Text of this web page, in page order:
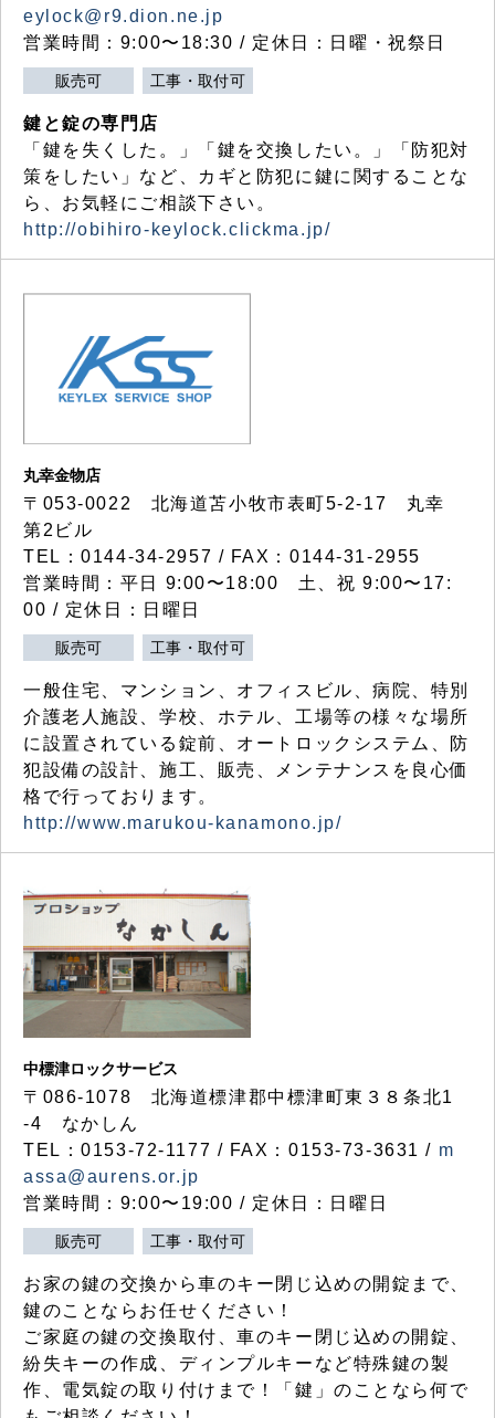
eylock@r9.dion.ne.jp
営業時間：9:00〜18:30 / 定休日：日曜・祝祭日
販売可 工事・取付可
鍵と錠の専門店
「鍵を失くした。」「鍵を交換したい。」「防犯対
策をしたい」など、カギと防犯に鍵に関することな
ら、お気軽にご相談下さい。
http://obihiro-keylock.clickma.jp/
丸幸金物店
〒053-0022 北海道苫小牧市表町5-2-17 丸幸
第2ビル
TEL：0144-34-2957 / FAX：0144-31-2955
営業時間：平日 9:00〜18:00 土、祝 9:00〜17:
00 / 定休日：日曜日
販売可 工事・取付可
一般住宅、マンション、オフィスビル、病院、特別
介護老人施設、学校、ホテル、工場等の様々な場所
に設置されている錠前、オートロックシステム、防
犯設備の設計、施工、販売、メンテナンスを良心価
格で行っております。
http://www.marukou-kanamono.jp/
中標津ロックサービス
〒086-1078 北海道標津郡中標津町東３８条北1
-4 なかしん
TEL：0153-72-1177 / FAX：0153-73-3631 / m
assa@aurens.or.jp
営業時間：9:00〜19:00 / 定休日：日曜日
販売可 工事・取付可
お家の鍵の交換から車のキー閉じ込めの開錠まで、
鍵のことならお任せください！
ご家庭の鍵の交換取付、車のキー閉じ込めの開錠、
紛失キーの作成、ディンプルキーなど特殊鍵の製
作、電気錠の取り付けまで！「鍵」のことなら何で